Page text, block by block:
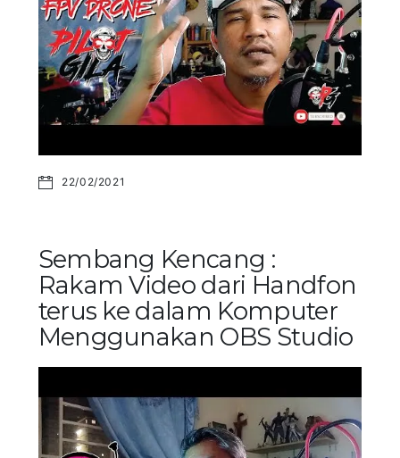
22/02/2021
Sembang Kencang :
Rakam Video dari Handfon
terus ke dalam Komputer
Menggunakan OBS Studio